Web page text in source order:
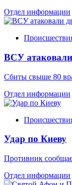
Отдел информации
ВСУ атаковали
Сбиты свыше 80
Отдел информации
Удар по Киеву
Противник
Отдел информации